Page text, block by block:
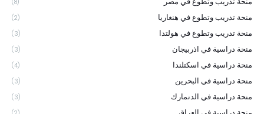
(8)
منحة تدريب وتطوع في هنغاريا (2)
منحة تدريب وتطوع في هولتدا (3)
منحة دراسية في اذربيجان (3)
منحة دراسية في اسكتلندا (4)
منحة دراسية في البحرين (3)
منحة دراسية في الدنمارك (3)